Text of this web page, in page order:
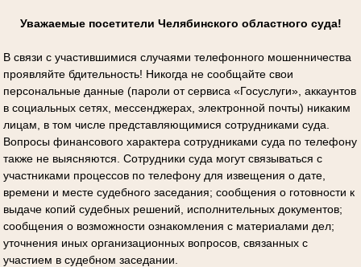
Уважаемые посетители Челябинского областного суда!
В связи с участившимися случаями телефонного мошенничества
проявляйте бдительность! Никогда не сообщайте свои
персональные данные (пароли от сервиса «Госуслуги», аккаунтов
в социальных сетях, мессенджерах, электронной почты) никаким
лицам, в том числе представляющимися сотрудниками суда.
Вопросы финансового характера сотрудниками суда по телефону
также не выясняются. Сотрудники суда могут связываться с
участниками процессов по телефону для извещения о дате,
времени и месте судебного заседания; сообщения о готовности к
выдаче копий судебных решений, исполнительных документов;
сообщения о возможности ознакомления с материалами дел;
уточнения иных организационных вопросов, связанных с
участием в судебном заседании.